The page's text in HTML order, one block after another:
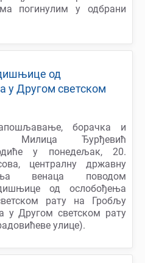
погинулим у одбрани
од
у Другом светском
борачка и
Милица Ђурђевић
у понедељак, 20.
централну државну
венаца поводом
од ослобођења
рату на Гробљу
у Другом светском рату
улице).